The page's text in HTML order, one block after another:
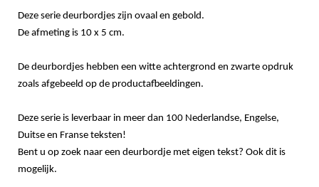
Deze serie deurbordjes zijn ovaal en gebold.
De afmeting is 10 x 5 cm.
De deurbordjes hebben een witte achtergrond en zwarte opdruk
zoals afgebeeld op de productafbeeldingen.
Deze serie is leverbaar in meer dan 100 Nederlandse, Engelse,
Duitse en Franse teksten!
Bent u op zoek naar een deurbordje met eigen tekst? Ook dit is
mogelijk.